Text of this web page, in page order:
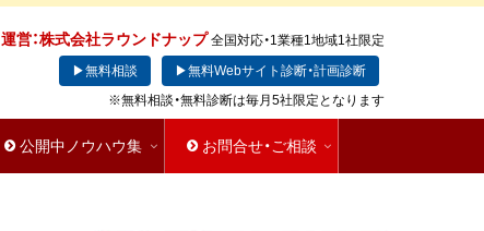
運営：株式会社ラウンドナップ 全国対応・1業種1地域1社限定
▶無料相談
▶無料Webサイト診断・計画診断
※無料相談・無料診断は毎月5社限定となります
公開中ノウハウ集 お問合せ・ご相談